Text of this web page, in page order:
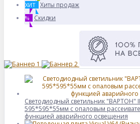
ХИТ Хиты продаж
% Скидки
Светодиодный светильник "ВАРТОН"
595*595*55мм с опаловым
функцией аварийного освещения